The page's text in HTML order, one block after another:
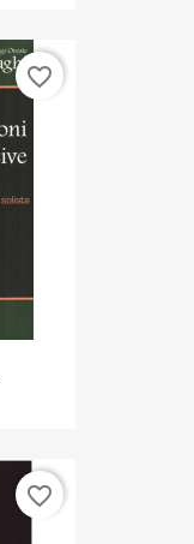
favorite_border
favorite_border